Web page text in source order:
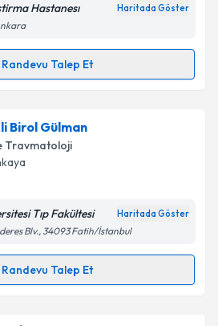
ve kişisel verilerimin belirtilen
kabul ediyorum.
Talebini Gönder
Hastanesı Haritada Göster
Randevu Talep Et
Talebi
Pepeiçin randevu takvimi
bu uzmandan randevu almanız
e-posta ile
işlenmesine ilişkinAydınlatma
kabul ediyorum.
Birol Gülman
Travmatoloji
Tıp Fakültesi Haritada Göster
Blv., 34093 Fatih/İstanbul
Randevu Talep Et
Talebi